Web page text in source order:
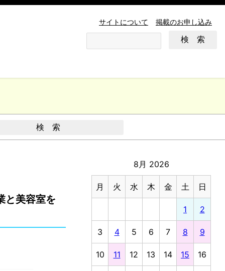
サイトについて 掲載のお申し込み
と美容室を
8月 2026
月 火 水 木 金 土 日
1 2
3 4 5 6 7 8 9
10 11 12 13 14 15 16